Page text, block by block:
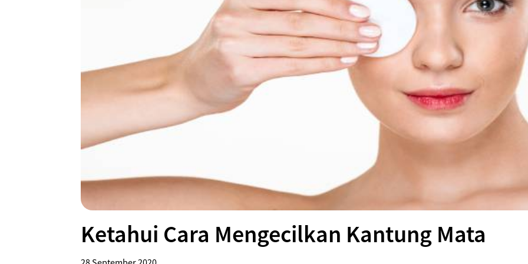
Ketahui Cara Mengecilkan Kantung Mata